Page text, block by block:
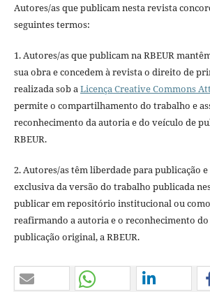
Autores/as que publicam nesta revista
seguintes termos:
1. Autores/as que publicam na RBEUR
sua obra e concedem à revista o direito de
realizada sob aLicença Creative Commons
permite o compartilhamento do trabalho e
reconhecimento da autoria e do veículo de
RBEUR.
2. Autores/as têm liberdade para publicação
exclusiva da versão do trabalho publicada
publicar em repositório institucional ou
reafirmando a autoria e o reconhecimento
publicação original, a RBEUR.